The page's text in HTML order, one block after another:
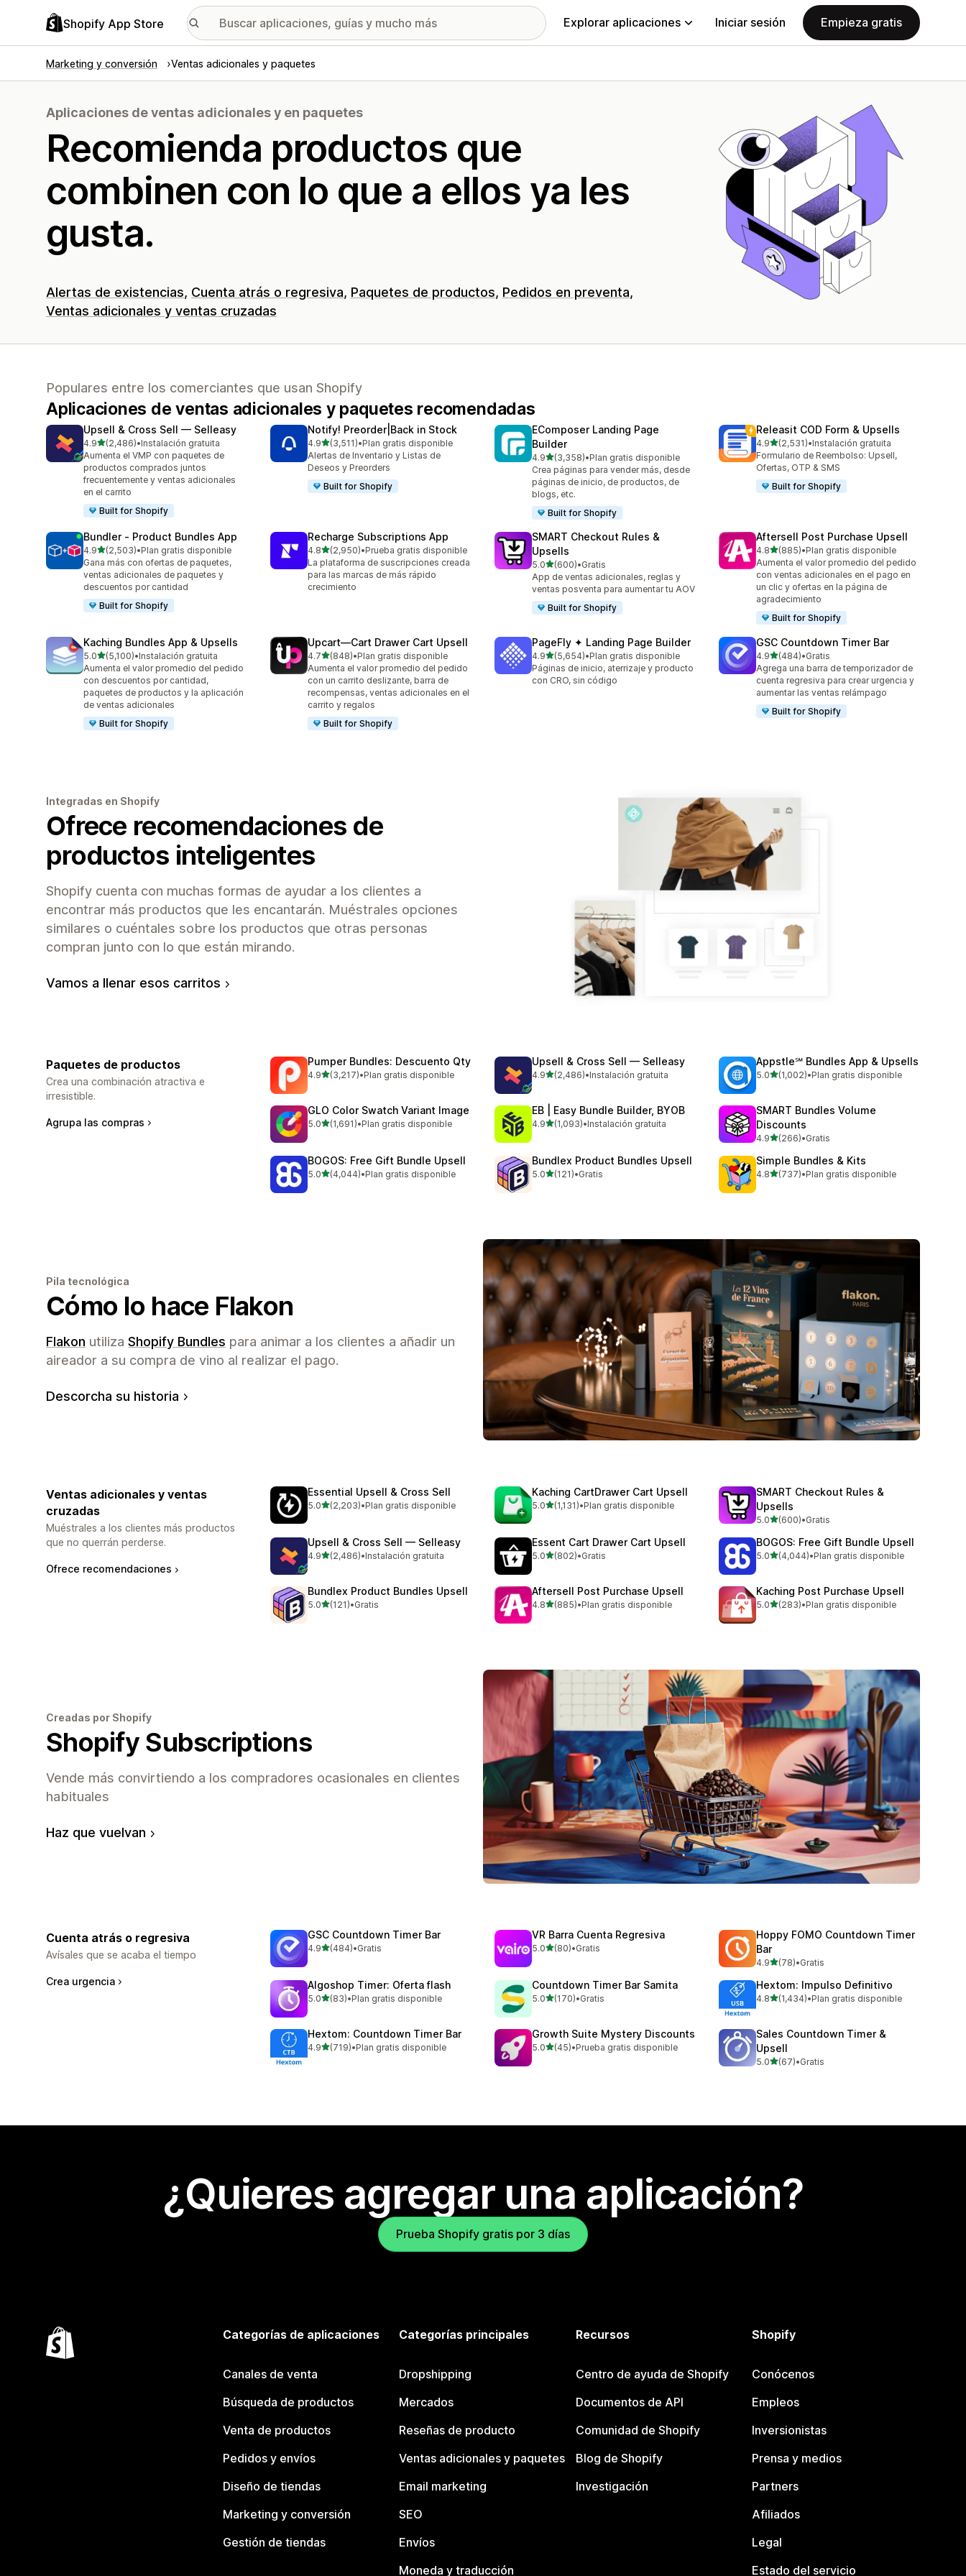
Shopify App Store Explorar aplicaciones Iniciar sesión Empieza gratis
Marketing y conversión Ventas adicionales y paquetes
Aplicaciones de ventas adicionales y en paquetes
Recomienda productos que
combinen con lo que a ellos ya les
gusta.
Alertas de existencias Cuenta atrás o regresiva Paquetes de productos Pedidos en preventa
Ventas adicionales y ventas cruzadas
Populares entre los comerciantes que usan Shopify
Aplicaciones de ventas adicionales y paquetes recomendadas
Upsell & Cross Sell — Selleasy
4.9de 5 estrellas
(2,486)
2486 reseñas en total
•Instalación gratuita
Aumenta el VMP con paquetes de
productos comprados juntos
frecuentemente y ventas adicionales
en el carrito
Built for Shopify
Notify! Preorder|Back in Stock
4.9de 5 estrellas
(3,511)
3511 reseñas en total
•Plan gratis disponible
Alertas de Inventario y Listas de
Deseos y Preorders
Built for Shopify
EComposer Landing Page
Builder
4.9de 5 estrellas
(3,358)
3358 reseñas en total
•Plan gratis disponible
Crea páginas para vender más, desde
páginas de inicio, de productos, de
blogs, etc.
Built for Shopify
Releasit COD Form & Upsells
4.9de 5 estrellas
(2,531)
2531 reseñas en total
•Instalación gratuita
Formulario de Reembolso: Upsell,
Ofertas, OTP & SMS
Built for Shopify
Bundler ‑ Product Bundles App
4.9de 5 estrellas
(2,503)
2503 reseñas en total
•Plan gratis disponible
Gana más con ofertas de paquetes,
ventas adicionales de paquetes y
descuentos por cantidad
Built for Shopify
Recharge Subscriptions App
4.8de 5 estrellas
(2,950)
2950 reseñas en total
•Prueba gratis disponible
La plataforma de suscripciones creada
para las marcas de más rápido
crecimiento
SMART Checkout Rules &
Upsells
5.0de 5 estrellas
(600)
600 reseñas en total
•Gratis
App de ventas adicionales, reglas y
ventas posventa para aumentar tu AOV
Built for Shopify
Aftersell Post Purchase Upsell
4.8de 5 estrellas
(885)
885 reseñas en total
•Plan gratis disponible
Aumenta el valor promedio del pedido
con ventas adicionales en el pago en
un clic y ofertas en la página de
agradecimiento
Built for Shopify
Kaching Bundles App & Upsells
5.0de 5 estrellas
(5,100)
5100 reseñas en total
•Instalación gratuita
Aumenta el valor promedio del pedido
con descuentos por cantidad,
paquetes de productos y la aplicación
de ventas adicionales
Built for Shopify
Upcart—Cart Drawer Cart Upsell
4.7de 5 estrellas
(848)
848 reseñas en total
•Plan gratis disponible
Aumenta el valor promedio del pedido
con un carrito deslizante, barra de
recompensas, ventas adicionales en el
carrito y regalos
Built for Shopify
PageFly ✦ Landing Page Builder
4.9de 5 estrellas
(5,654)
5654 reseñas en total
•Plan gratis disponible
Páginas de inicio, aterrizaje y producto
con CRO, sin código
GSC Countdown Timer Bar
4.9de 5 estrellas
(484)
484 reseñas en total
•Gratis
Agrega una barra de temporizador de
cuenta regresiva para crear urgencia y
aumentar las ventas relámpago
Built for Shopify
Integradas en Shopify
Ofrece recomendaciones de
productos inteligentes
Shopify cuenta con muchas formas de ayudar a los clientes a
encontrar más productos que les encantarán. Muéstrales opciones
similares o cuéntales sobre los productos que otras personas
compran junto con lo que están mirando.
Vamos a llenar esos carritos
Paquetes de productos
Crea una combinación atractiva e
irresistible.
Agrupa las compras
Pumper Bundles: Descuento Qty
4.9de 5 estrellas
(3,217)
3217 reseñas en total
•Plan gratis disponible
Upsell & Cross Sell — Selleasy
4.9de 5 estrellas
(2,486)
2486 reseñas en total
•Instalación gratuita
Appstle℠ Bundles App & Upsells
5.0de 5 estrellas
(1,002)
1002 reseñas en total
•Plan gratis disponible
GLO Color Swatch Variant Image
5.0de 5 estrellas
(1,691)
1691 reseñas en total
•Plan gratis disponible
EB | Easy Bundle Builder, BYOB
4.9de 5 estrellas
(1,093)
1093 reseñas en total
•Instalación gratuita
SMART Bundles Volume
Discounts
4.9de 5 estrellas
(266)
266 reseñas en total
•Gratis
BOGOS: Free Gift Bundle Upsell
5.0de 5 estrellas
(4,044)
4044 reseñas en total
•Plan gratis disponible
Bundlex Product Bundles Upsell
5.0de 5 estrellas
(121)
121 reseñas en total
•Gratis
Simple Bundles & Kits
4.8de 5 estrellas
(737)
737 reseñas en total
•Plan gratis disponible
Pila tecnológica
Cómo lo hace Flakon
Flakon utiliza Shopify Bundles para animar a los clientes a añadir un
aireador a su compra de vino al realizar el pago.
Descorcha su historia
Ventas adicionales y ventas
cruzadas
Muéstrales a los clientes más productos
que no querrán perderse.
Ofrece recomendaciones
Essential Upsell & Cross Sell
5.0de 5 estrellas
(2,203)
2203 reseñas en total
•Plan gratis disponible
Kaching CartDrawer Cart Upsell
5.0de 5 estrellas
(1,131)
1131 reseñas en total
•Plan gratis disponible
SMART Checkout Rules &
Upsells
5.0de 5 estrellas
(600)
600 reseñas en total
•Gratis
Upsell & Cross Sell — Selleasy
4.9de 5 estrellas
(2,486)
2486 reseñas en total
•Instalación gratuita
Essent Cart Drawer Cart Upsell
5.0de 5 estrellas
(802)
802 reseñas en total
•Gratis
BOGOS: Free Gift Bundle Upsell
5.0de 5 estrellas
(4,044)
4044 reseñas en total
•Plan gratis disponible
Bundlex Product Bundles Upsell
5.0de 5 estrellas
(121)
121 reseñas en total
•Gratis
Aftersell Post Purchase Upsell
4.8de 5 estrellas
(885)
885 reseñas en total
•Plan gratis disponible
Kaching Post Purchase Upsell
5.0de 5 estrellas
(283)
283 reseñas en total
•Plan gratis disponible
Creadas por Shopify
Shopify Subscriptions
Vende más convirtiendo a los compradores ocasionales en clientes
habituales
Haz que vuelvan
Cuenta atrás o regresiva
Avísales que se acaba el tiempo
Crea urgencia
GSC Countdown Timer Bar
4.9de 5 estrellas
(484)
484 reseñas en total
•Gratis
VR Barra Cuenta Regresiva
5.0de 5 estrellas
(80)
80 reseñas en total
•Gratis
Hoppy FOMO Countdown Timer
Bar
4.9de 5 estrellas
(78)
78 reseñas en total
•Gratis
Algoshop Timer: Oferta flash
5.0de 5 estrellas
(83)
83 reseñas en total
•Plan gratis disponible
Countdown Timer Bar Samita
5.0de 5 estrellas
(170)
170 reseñas en total
•Gratis
Hextom: Impulso Definitivo
4.8de 5 estrellas
(1,434)
1434 reseñas en total
•Plan gratis disponible
Hextom: Countdown Timer Bar
4.9de 5 estrellas
(719)
719 reseñas en total
•Plan gratis disponible
Growth Suite Mystery Discounts
5.0de 5 estrellas
(45)
45 reseñas en total
•Prueba gratis disponible
Sales Countdown Timer &
Upsell
5.0de 5 estrellas
(67)
67 reseñas en total
•Gratis
¿Quieres agregar una aplicación?
Prueba Shopify gratis por 3 días
Categorías de aplicaciones
Canales de venta
Búsqueda de productos
Venta de productos
Pedidos y envíos
Diseño de tiendas
Marketing y conversión
Gestión de tiendas
Categorías principales
Dropshipping
Mercados
Reseñas de producto
Ventas adicionales y paquetes
Email marketing
SEO
Envíos
Moneda y traducción
Recursos
Centro de ayuda de Shopify
Documentos de API
Comunidad de Shopify
Blog de Shopify
Investigación
Shopify
Conócenos
Empleos
Inversionistas
Prensa y medios
Partners
Afiliados
Legal
Estado del servicio